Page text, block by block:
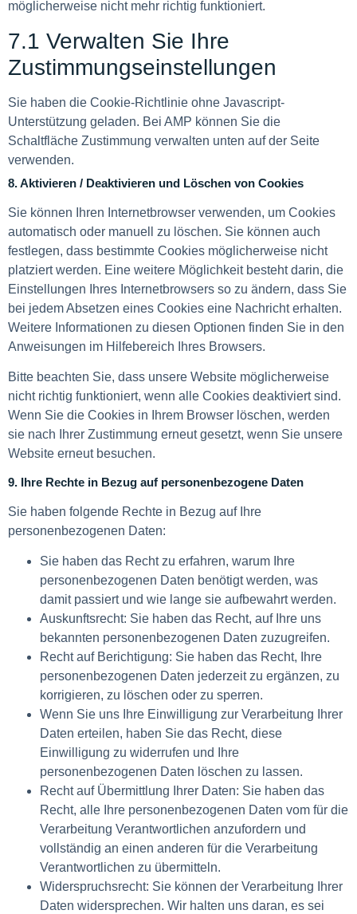
möglicherweise nicht mehr richtig funktioniert.
7.1 Verwalten Sie Ihre
Zustimmungseinstellungen
Sie haben die Cookie-Richtlinie ohne Javascript-
Unterstützung geladen. Bei AMP können Sie die
Schaltfläche Zustimmung verwalten unten auf der Seite
verwenden.
8. Aktivieren / Deaktivieren und Löschen von Cookies
Sie können Ihren Internetbrowser verwenden, um Cookies
automatisch oder manuell zu löschen. Sie können auch
festlegen, dass bestimmte Cookies möglicherweise nicht
platziert werden. Eine weitere Möglichkeit besteht darin, die
Einstellungen Ihres Internetbrowsers so zu ändern, dass Sie
bei jedem Absetzen eines Cookies eine Nachricht erhalten.
Weitere Informationen zu diesen Optionen finden Sie in den
Anweisungen im Hilfebereich Ihres Browsers.
Bitte beachten Sie, dass unsere Website möglicherweise
nicht richtig funktioniert, wenn alle Cookies deaktiviert sind.
Wenn Sie die Cookies in Ihrem Browser löschen, werden
sie nach Ihrer Zustimmung erneut gesetzt, wenn Sie unsere
Website erneut besuchen.
9. Ihre Rechte in Bezug auf personenbezogene Daten
Sie haben folgende Rechte in Bezug auf Ihre
personenbezogenen Daten:
Sie haben das Recht zu erfahren, warum Ihre
personenbezogenen Daten benötigt werden, was
damit passiert und wie lange sie aufbewahrt werden.
Auskunftsrecht: Sie haben das Recht, auf Ihre uns
bekannten personenbezogenen Daten zuzugreifen.
Recht auf Berichtigung: Sie haben das Recht, Ihre
personenbezogenen Daten jederzeit zu ergänzen, zu
korrigieren, zu löschen oder zu sperren.
Wenn Sie uns Ihre Einwilligung zur Verarbeitung Ihrer
Daten erteilen, haben Sie das Recht, diese
Einwilligung zu widerrufen und Ihre
personenbezogenen Daten löschen zu lassen.
Recht auf Übermittlung Ihrer Daten: Sie haben das
Recht, alle Ihre personenbezogenen Daten vom für die
Verarbeitung Verantwortlichen anzufordern und
vollständig an einen anderen für die Verarbeitung
Verantwortlichen zu übermitteln.
Widerspruchsrecht: Sie können der Verarbeitung Ihrer
Daten widersprechen. Wir halten uns daran, es sei